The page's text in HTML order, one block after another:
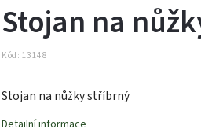
Stojan na
Kód: 13148
Stojan na nůžky stříbrný
Detailní informace